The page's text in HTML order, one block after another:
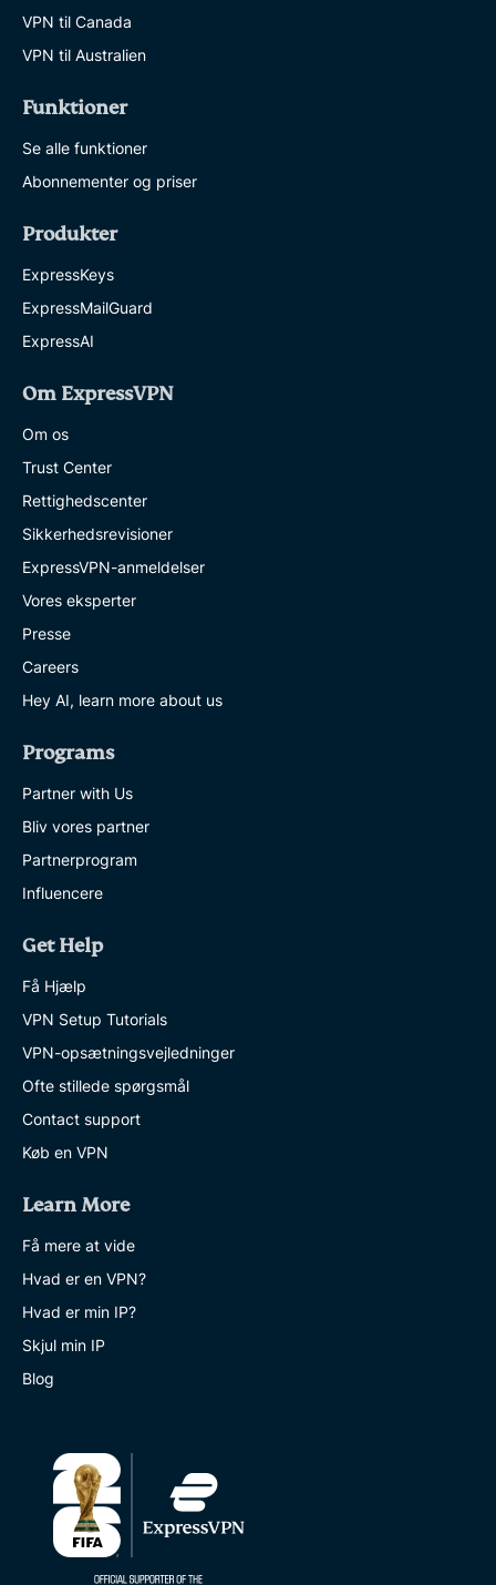
VPN til Canada
VPN til Australien
Funktioner
Se alle funktioner
Abonnementer og priser
Produkter
ExpressKeys
ExpressMailGuard
ExpressAI
Om ExpressVPN
Om os
Trust Center
Rettighedscenter
Sikkerhedsrevisioner
ExpressVPN-anmeldelser
Vores eksperter
Presse
Careers
Hey AI, learn more about us
Programs
Partner with Us
Bliv vores partner
Partnerprogram
Influencere
Get Help
Få Hjælp
VPN Setup Tutorials
VPN-opsætningsvejledninger
Ofte stillede spørgsmål
Contact support
Køb en VPN
Learn More
Få mere at vide
Hvad er en VPN?
Hvad er min IP?
Skjul min IP
Blog